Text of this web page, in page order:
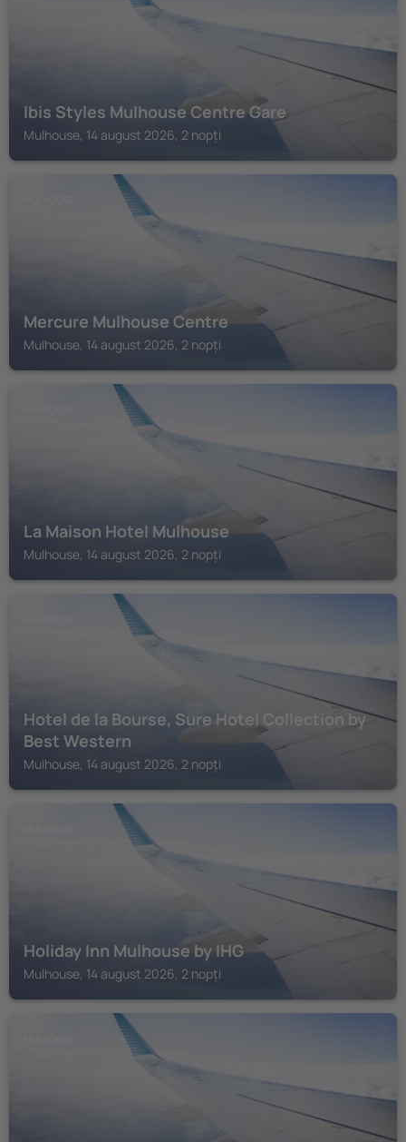
Ibis Styles Mulhouse Centre Gare
Mulhouse, 14 august 2026, 2 nopți
Mercure Mulhouse Centre
Mulhouse, 14 august 2026, 2 nopți
La Maison Hotel Mulhouse
Mulhouse, 14 august 2026, 2 nopți
Hotel de la Bourse, Sure Hotel Collection by
Best Western
Mulhouse, 14 august 2026, 2 nopți
Holiday Inn Mulhouse by IHG
Mulhouse, 14 august 2026, 2 nopți